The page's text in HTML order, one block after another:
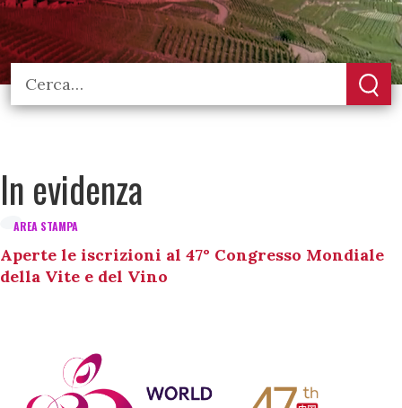
In evidenza
AREA STAMPA
Aperte le iscrizioni al 47° Congresso Mondiale
della Vite e del Vino